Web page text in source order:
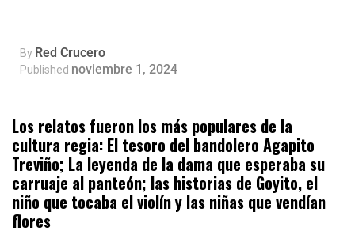
By Red Crucero
Published noviembre 1, 2024
Los relatos fueron los más populares de la
cultura regia: El tesoro del bandolero Agapito
Treviño; La leyenda de la dama que esperaba su
carruaje al panteón; las historias de Goyito, el
niño que tocaba el violín y las niñas que vendían
flores